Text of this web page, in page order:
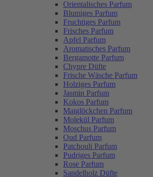
Orientalisches Parfum
Blumiges Parfum
Fruchtiges Parfum
Frisches Parfum
Apfel Parfum
Aromatisches Parfum
Bergamotte Parfum
Chypre Düfte
Frische Wäsche Parfum
Holziges Parfum
Jasmin Parfum
Kokos Parfum
Maiglöckchen Parfum
Molekül Parfum
Moschus Parfum
Oud Parfum
Patchouli Parfum
Pudriges Parfum
Rose Parfum
Sandelholz Düfte